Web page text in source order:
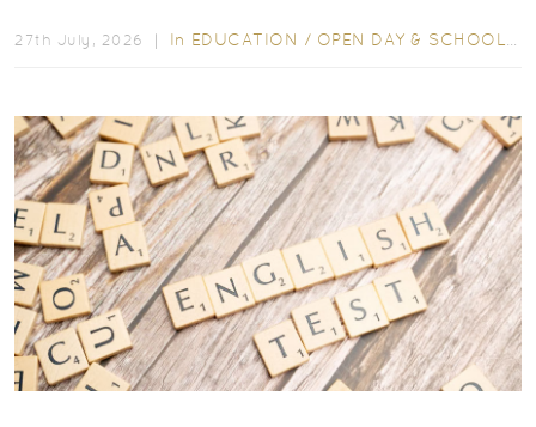
27th July, 2026 ｜ In EDUCATION / OPEN DAY & SCHOOL EVENTS